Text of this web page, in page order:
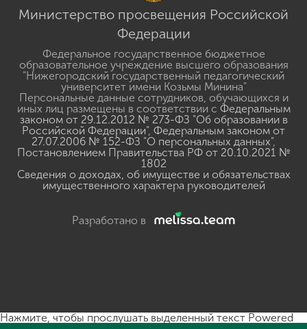
Министерство просвещения Российской
Федерации
Федеральное государственное бюджетное
образовательное учреждение высшего образования
"Нижегородский государственный педагогический
университет имени Козьмы Минина"
Персональные данные сотрудников, обучающихся и
иных лиц размещены в соответствии с Федеральным
законом от 29.12.2012 № 273-ФЗ "Об образовании в
Российской Федерации", Федеральным законом от
27.07.2006 № 152-ФЗ "О персональных данных",
Постановлением Правительства РФ от 20.10.2021 №
1802
Сведения о доходах, об имуществе и обязательствах
имущественного характера руководителей
Разработано в
Нажмите, чтобы прослушать выделенный текст Powered